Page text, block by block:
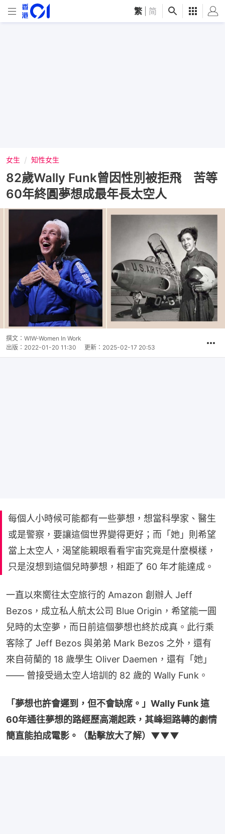
繁 简
女生 知性女生
82歲Wally Funk曾因性別被拒飛 苦等
60年終圓夢想成最年長太空人
撰文： WIW-Women In Work
出版： 2022-01-20 11:30 更新： 2025-02-17 20:53
每個人小時候可能都有一些夢想，想當科學家、醫生
或是警察，要讓這個世界變得更好；而「她」則希望
當上太空人，渴望能親眼看看宇宙究竟是什麼模樣，
只是沒想到這個兒時夢想，相距了 60 年才能達成。
一直以來嚮往太空旅行的 Amazon 創辦人 Jeff
Bezos，成立私人航太公司 Blue Origin，希望能一圓
兒時的太空夢，而日前這個夢想也終於成真。此行乘
客除了 Jeff Bezos 與弟弟 Mark Bezos 之外，還有
來自荷蘭的 18 歲學生 Oliver Daemen，還有「她」
—— 曾接受過太空人培訓的 82 歲的 Wally Funk。
「夢想也許會遲到，但不會缺席。」Wally Funk 這
60年通往夢想的路經歷高潮起跌，其峰迴路轉的劇情
簡直能拍成電影。（點擊放大了解）▼▼▼